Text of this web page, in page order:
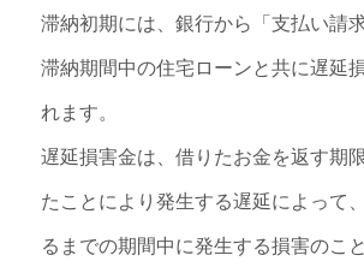
滞納初期には、銀行から「支払い請
滞納期間中の住宅ローンと共に遅延
れます。
遅延損害金は、借りたお金を返す期
たことにより発生する遅延によって
るまでの期間中に発生する損害のこ